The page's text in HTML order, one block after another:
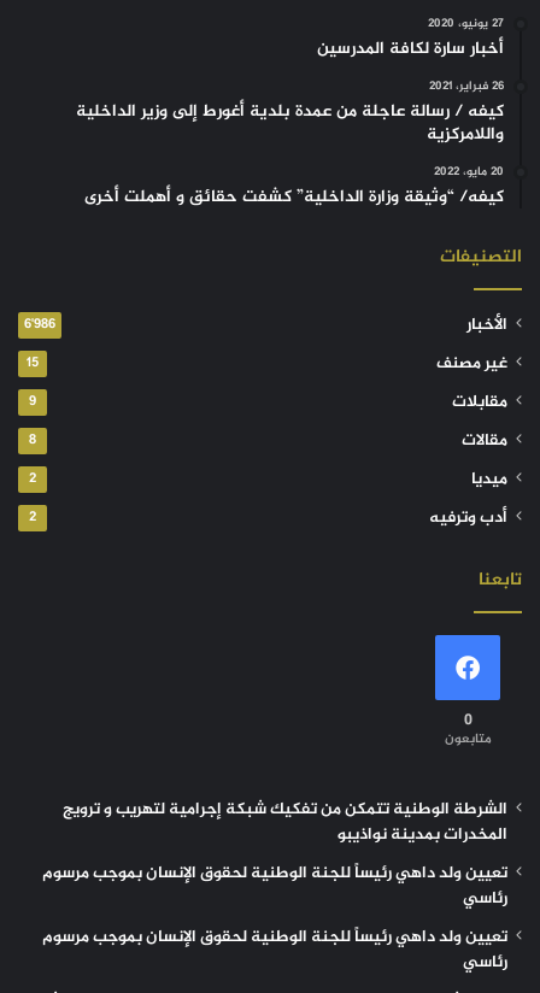
27 يونيو، 2020
أخبار سارة لكافة المدرسين
26 فبراير، 2021
كيفه / رسالة عاجلة من عمدة بلدية أغورط إلى وزير الداخلية
واللامركزية
20 مايو، 2022
كيفه/ “وثيقة وزارة الداخلية” كشفت حقائق و أهملت أخرى
التصنيفات
الأخبار 6٬986
غير مصنف 15
مقابلات 9
مقالات 8
ميديا 2
أدب وترفيه 2
تابعنا
0
متابعون
الشرطة الوطنية تتمكن من تفكيك شبكة إجرامية لتهريب و ترويج
المخدرات بمدينة نواذيبو
تعيين ولد داهي رئيساً للجنة الوطنية لحقوق الإنسان بموجب مرسوم
رئاسي
تعيين ولد داهي رئيساً للجنة الوطنية لحقوق الإنسان بموجب مرسوم
رئاسي